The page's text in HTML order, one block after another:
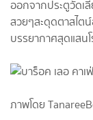
ออกจากประตูวัดเ
สวยๆสะดุดตาสไต
บรรยากาศสุดแสน
ภาพโดย